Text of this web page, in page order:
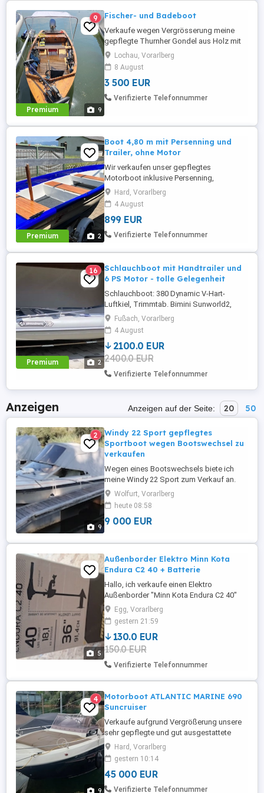
Premium 9
9 Fischer- und Badeboot
Verkaufe wegen Vergrösserung meine
gepflegte Thurnher Gondel aus Holz mit
Bodenseezulassung. Das klassische Boot
überzeugt durch seine hochwertige
Holzverarbeitung und den
charakteristischen Look. Boot: Länge:
5,35 mtr. Breite: 1,60 mtr. Baujahr: 1983
Lochau, Vorarlberg
8 August
3 500 EUR
Verifizierte Telefonnummer
Premium 2
Boot 4,80 m mit Persenning und
Trailer, ohne Motor
Wir verkaufen unser gepflegtes
Motorboot inklusive Persenning,
Bootstrailer und Zubehör. Der
Außenborder wird separat angeboten und
ist nicht Bestandteil dieses Angebots. Das
Boot wurde zuletzt am Bodensee genutzt.
Es eignet sich für entspannte Ausfahrten,
Durch ...
Hard, Vorarlberg
4 August
899 EUR
Verifizierte Telefonnummer
Premium 2
16
Schlauchboot mit Handtrailer und
6 PS Motor - tolle Gelegenheit
Schlauchboot: 380 Dynamic V-Hart-
Luftkiel, Trimmtab. Bimini Sunworld2,
Neupreis 2.371,- Handtrailer: Falterbarer
Bootswagen, Slipwagen, SUPROD TR350-
L, schwarz-rot. Neupreis 243,- Honda
Außenborder: Honda BF-6AH
Normalschaft 6PS, Motorflosse,
Benzintank 12 Liter. Neupreis 1.695,- Alles
zusammen: ...
Fußach, Vorarlberg
4 August
2100.0 EUR
2400.0 EUR
Verifizierte Telefonnummer
Anzeigen Anzeigen auf der Seite: 20 50
9
2
Windy 22 Sport gepflegtes
Sportboot wegen Bootswechsel zu
verkaufen
Wegen eines Bootswechsels biete ich
meine Windy 22 Sport zum Verkauf an.
Das Boot befindet sich in einem guten,
gepflegten Zustand, wurde regelmäßig
gewartet und der Motor läuft einwandfrei.
Die Vorführung ist gültig bis 23.06.2029.
ohne Liegeplatz. Technische ...
Wolfurt, Vorarlberg
heute 08:58
9 000 EUR
5
Außenborder Elektro Minn Kota
Endura C2 40 + Batterie
Hallo, ich verkaufe einen Elektro
Außenborder "Minn Kota Endura C2 40"
mit einer 120 Ah Batterie dazu. Motor und
Batterie sind in einem guten Zustand.
Motor wurde nur im Süßwasser-See
verwendet.
Egg, Vorarlberg
gestern 21:59
130.0 EUR
150.0 EUR
Verifizierte Telefonnummer
9
4
Motorboot ATLANTIC MARINE 690
Suncruiser
Verkaufe aufgrund Vergrößerung unsere
sehr gepflegte und gut ausgestattete
Atlantic Marine 690. Das Boot verfügt über
eine großzügige Schlupfkabine, die für
Übernachtungen ausreichend ist und auch
über genügend Stauraum verfügt. Viel
Stauraum ist auch unter der hinteren
Hard, Vorarlberg
gestern 10:14
45 000 EUR
Verifizierte Telefonnummer